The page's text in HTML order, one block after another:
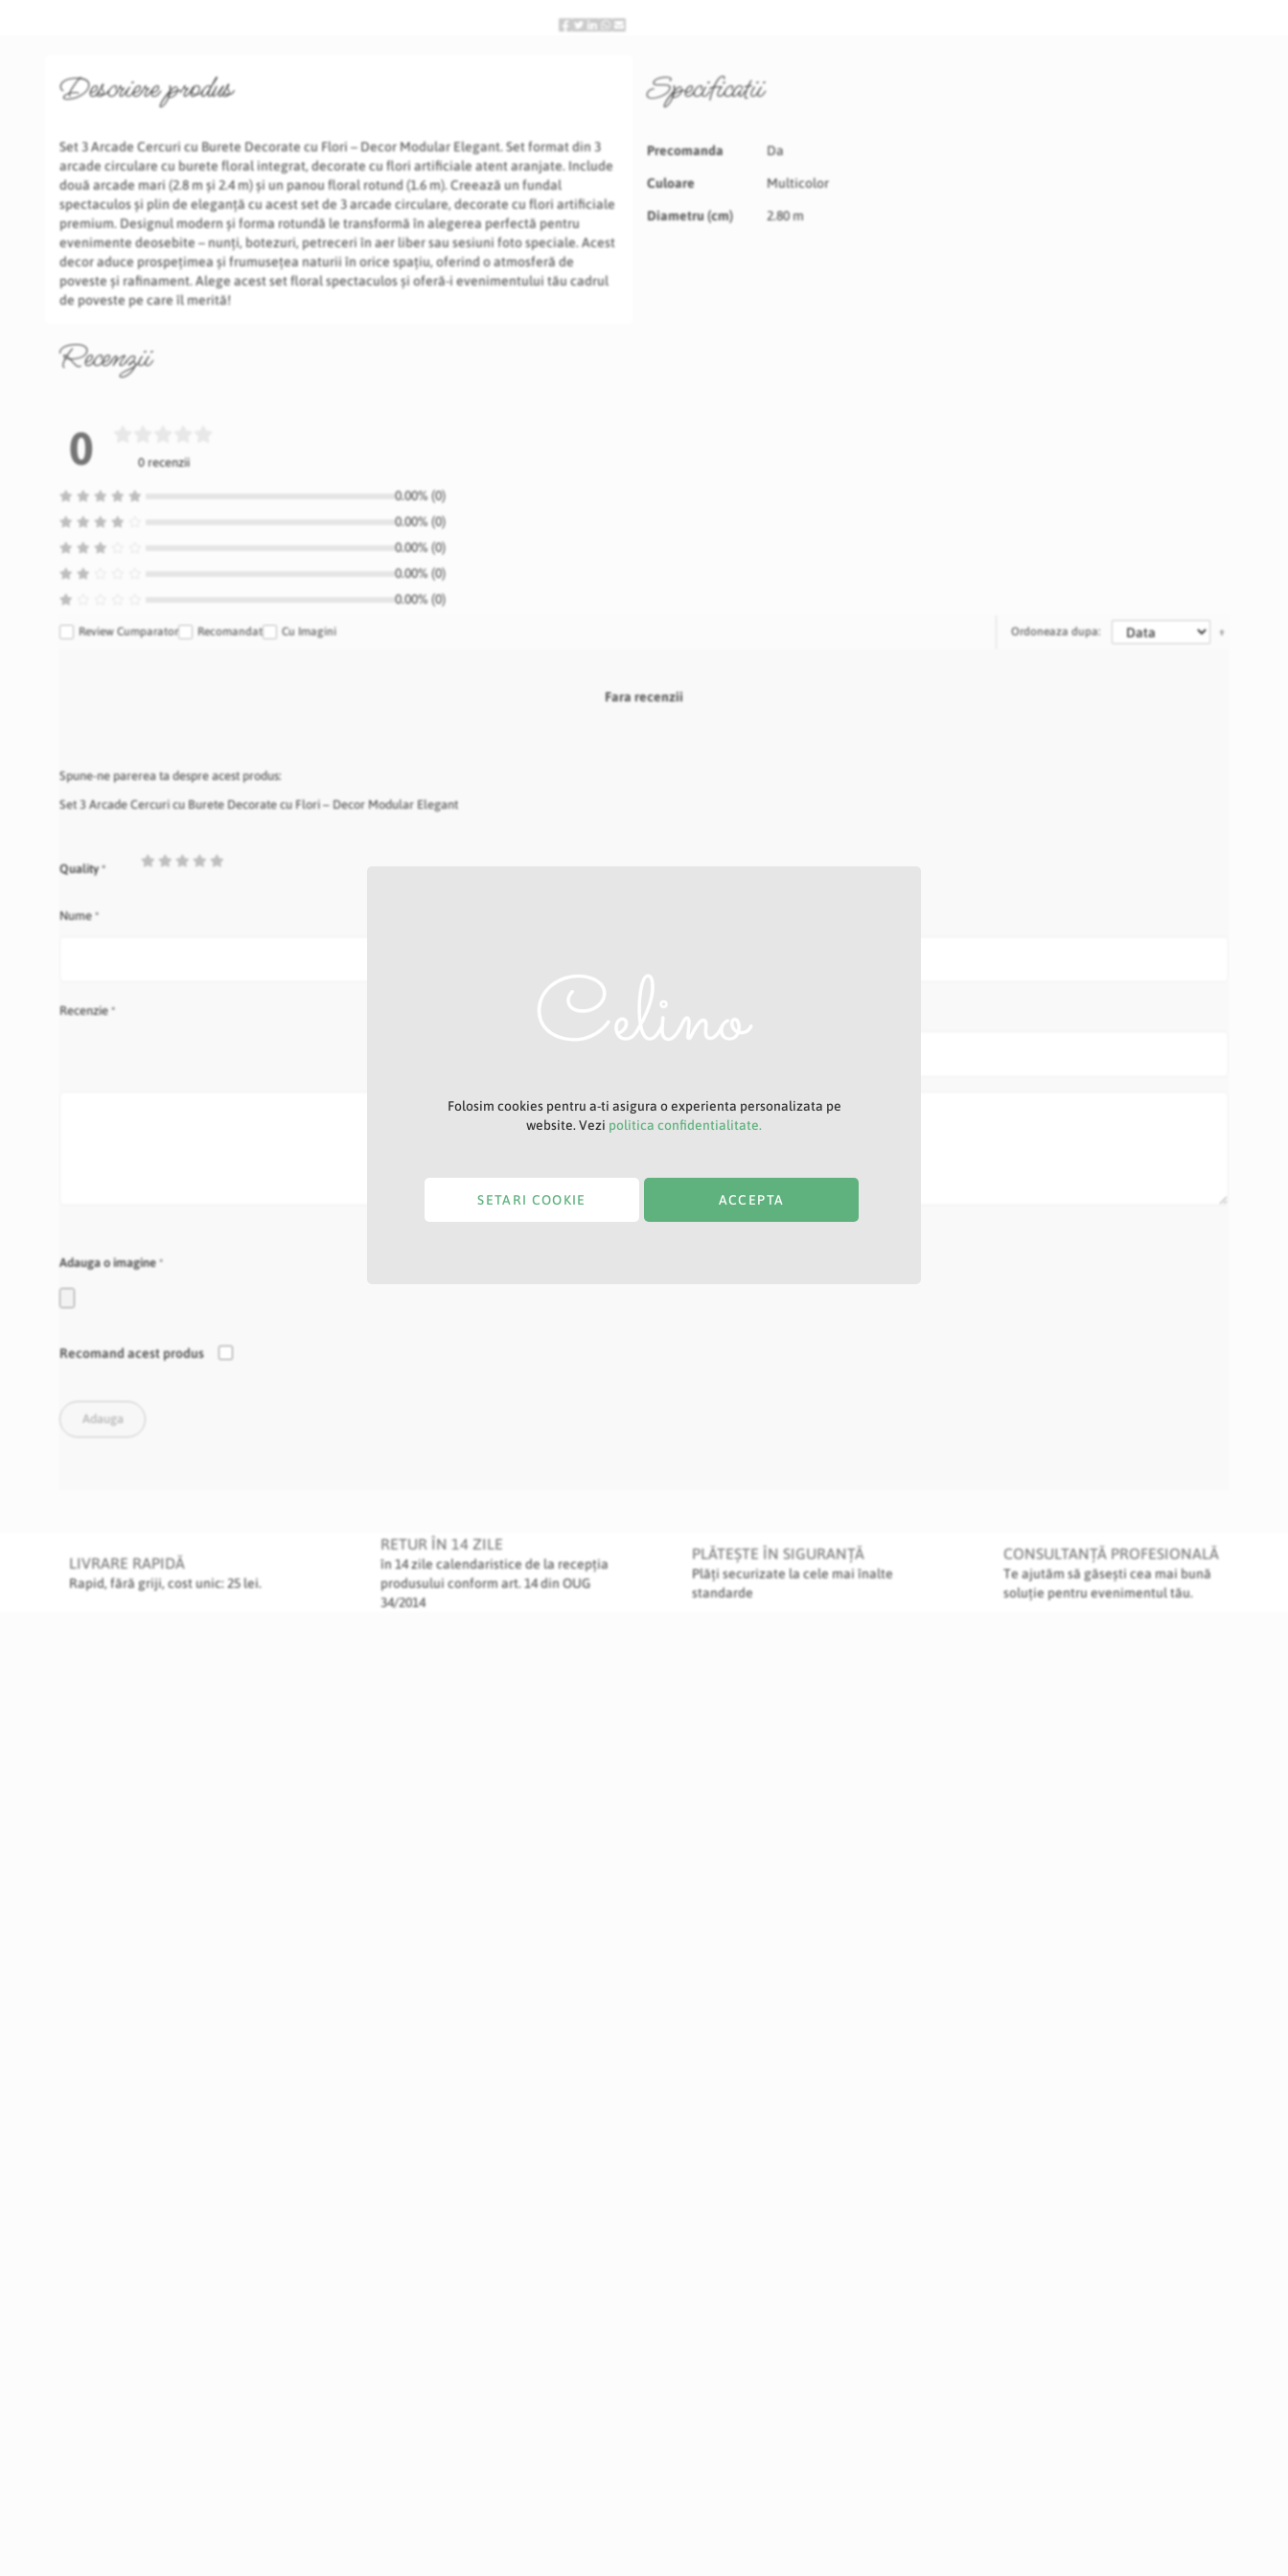
Descriere produs
Set 3 Arcade Cercuri cu Burete Decorate cu Flori – Decor Modular Elegant. Set format din 3
arcade circulare cu burete floral integrat, decorate cu flori artificiale atent aranjate. Include
două arcade mari (2.8 m și 2.4 m) și un panou floral rotund (1.6 m). Creează un fundal
spectaculos și plin de eleganță cu acest set de 3 arcade circulare, decorate cu flori artificiale
premium. Designul modern și forma rotundă le transformă în alegerea perfectă pentru
evenimente deosebite – nunți, botezuri, petreceri în aer liber sau sesiuni foto speciale. Acest
decor aduce prospețimea și frumusețea naturii în orice spațiu, oferind o atmosferă de
poveste și rafinament. Alege acest set floral spectaculos și oferă-i evenimentului tău cadrul
de poveste pe care îl merită!
Specificatii
Specificatii
Precomanda Da
Culoare Multicolor
Diametru (cm) 2.80 m
Recenzii
0 0 recenzii
0.00% (0)
0.00% (0)
0.00% (0)
0.00% (0)
0.00% (0)
Review Cumparator Recomandat Cu Imagini Ordoneaza dupa:
Fara recenzii
Spune-ne parerea ta despre acest produs:
Set 3 Arcade Cercuri cu Burete Decorate cu Flori – Decor Modular Elegant
Quality
1
2
3
4
Nume
Recenzie
Adauga o imagine
Recomand acest produs
Adauga
LIVRARE RAPIDĂ
Rapid, fără griji, cost unic: 25 lei.
RETUR ÎN 14 ZILE
în 14 zile calendaristice de la recepția
produsului conform art. 14 din OUG
34/2014
PLĂTEȘTE ÎN SIGURANȚĂ
Plăți securizate la cele mai înalte
standarde
CONSULTANȚĂ PROFESIONALĂ
Te ajutăm să găsești cea mai bună
soluție pentru evenimentul tău.
Folosim cookies pentru a-ti asigura o experienta personalizata pe
website. Vezi politica confidentialitate.
ACCEPTA
SETARI COOKIE